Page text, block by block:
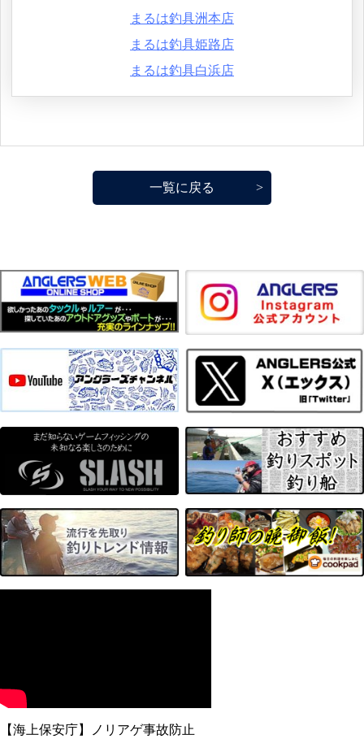
まるは釣具洲本店
まるは釣具姫路店
まるは釣具白浜店
一覧に戻る
【海上保安庁】ノリアゲ事故防止